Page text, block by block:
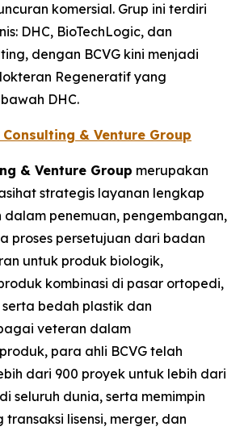
komersial. Grup ini terdiri
DHC, BioTechLogic, dan
dengan BCVG kini menjadi
Regeneratif yang
DHC.
Consulting & Venture Group
& Venture Group merupakan
strategis layanan lengkap
penemuan, pengembangan,
proses persetujuan dari badan
untuk produk biologik,
kombinasi di pasar ortopedi,
bedah plastik dan
veteran dalam
para ahli BCVG telah
dari 900 proyek untuk lebih dari
seluruh dunia, serta memimpin
lisensi, merger, dan